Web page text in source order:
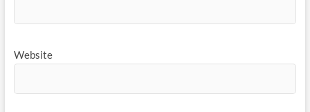
Website